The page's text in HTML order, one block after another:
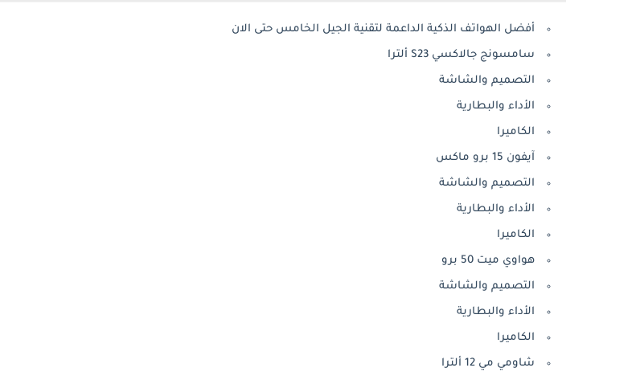
أفضل الهواتف الذكية الداعمة لتقنية الجيل الخامس حتى الان
سامسونج جالاكسي S23 ألترا
التصميم والشاشة
الأداء والبطارية
الكاميرا
آيفون 15 برو ماكس
التصميم والشاشة
الأداء والبطارية
الكاميرا
هواوي ميت 50 برو
التصميم والشاشة
الأداء والبطارية
الكاميرا
شاومي مي 12 ألترا